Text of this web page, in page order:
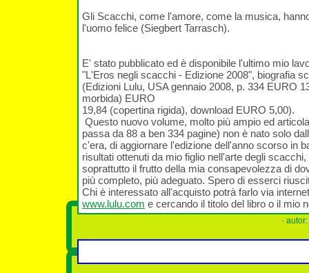
Gli Scacchi, come l'amore, come la musica,
l'uomo felice (Siegbert Tarrasch).
E' stato pubblicato ed è disponibile l'ultimo mio
"L'Eros negli scacchi - Edizione 2008", biografia
(Edizioni Lulu, USA gennaio 2008, p. 334 EURO
morbida) EURO
19,84 (copertina rigida), download EURO 5,00).
Questo nuovo volume, molto più ampio ed
passa da 88 a ben 334 pagine) non è nato solo
c'era, di aggiornare l'edizione dell'anno scorso in
risultati ottenuti da mio figlio nell'arte degli
soprattutto il frutto della mia consapevolezza di
più completo, più adeguato. Spero di esserci
Chi è interessato all'acquisto potrà farlo via
www.lulu.com e cercando il titolo del libro o il mio
· autor: